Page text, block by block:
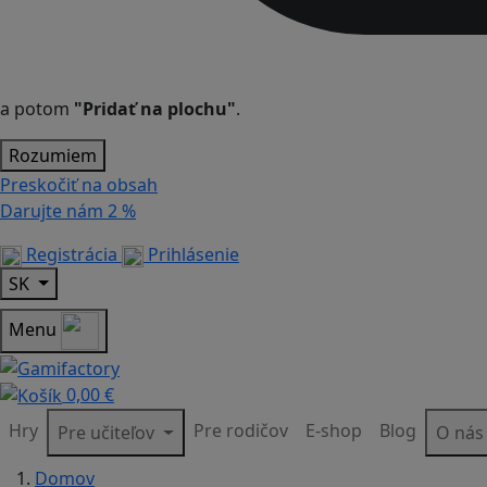
a potom "Pridať na plochu".
Rozumiem
Preskočiť na obsah
Darujte nám 2 %
Registrácia
Prihlásenie
SK
Menu
0,00 €
Hry
Pre učiteľov Pre rodičov E-shop Blog
O nás
Domov